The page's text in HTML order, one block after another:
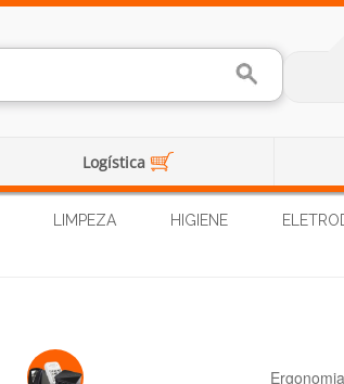
Logística
LIMPEZA HIGIENE
Ergonomia